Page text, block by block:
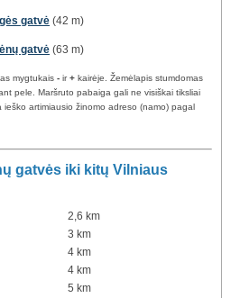
gatvė (42 m)
gatvė (63 m)
mygtukais - ir+ kairėje. Žemėlapis stumdomas
pele. Maršruto pabaiga gali ne visiškai tiksliai
artimiausio žinomo adreso (namo) pagal
gatvės iki kitų Vilniaus
2,6 km
3 km
4 km
4 km
5 km